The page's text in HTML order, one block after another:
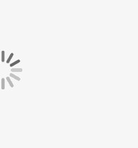
je tenue beweegt.